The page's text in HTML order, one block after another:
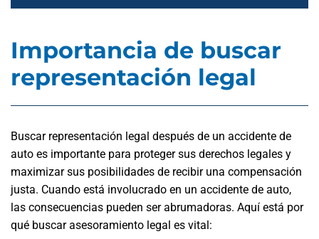
Importancia de buscar
representación legal
Buscar representación legal después de un accidente de
auto es importante para proteger sus derechos legales y
maximizar sus posibilidades de recibir una compensación
justa. Cuando está involucrado en un accidente de auto,
las consecuencias pueden ser abrumadoras. Aquí está por
qué buscar asesoramiento legal es vital: